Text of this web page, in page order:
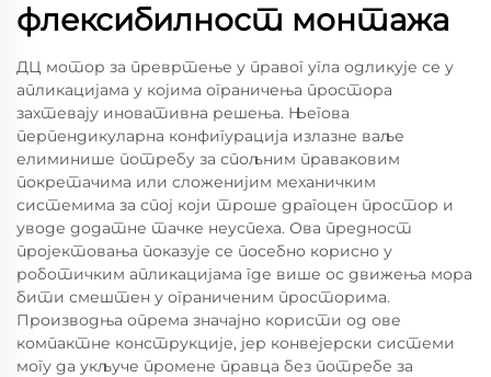
флексибилност монтажа
ДЦ мотор за превртење у правог угла одликује се у
апликацијама у којима ограничења простора
захтевају иновативна решења. Његова
перпендикуларна конфигурација излазне ваље
елиминише потребу за спољним праваковим
покретачима или сложенијим механичким
системима за спој који троше драгоцен простор и
уводе додатне тачке неуспеха. Ова предност
пројектовања показује се посебно корисно у
роботичким апликацијама где више ос движења мора
бити смештен у ограниченим просторима.
Производња опрема значајно користи од ове
компактне конструкције, јер конвејерски системи
могу да укључе промене правца без потребе за